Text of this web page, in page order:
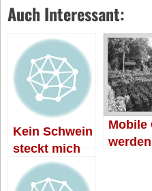
Auch Interessant:
Kein Schwein
steckt mich
Mobile
werden